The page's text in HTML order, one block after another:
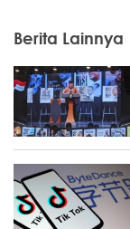
Berita Lainnya